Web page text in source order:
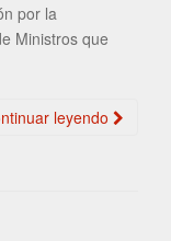
por la
Ministros que
leyendo